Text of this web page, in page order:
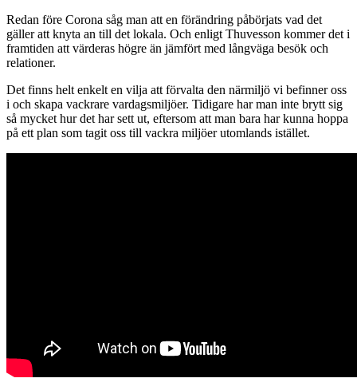
Redan före Corona såg man att en förändring påbörjats vad det
gäller att knyta an till det lokala. Och enligt Thuvesson kommer det i
framtiden att värderas högre än jämfört med långväga besök och
relationer.
Det finns helt enkelt en vilja att förvalta den närmiljö vi befinner oss
i och skapa vackrare vardagsmiljöer. Tidigare har man inte brytt sig
så mycket hur det har sett ut, eftersom att man bara har kunna hoppa
på ett plan som tagit oss till vackra miljöer utomlands istället.